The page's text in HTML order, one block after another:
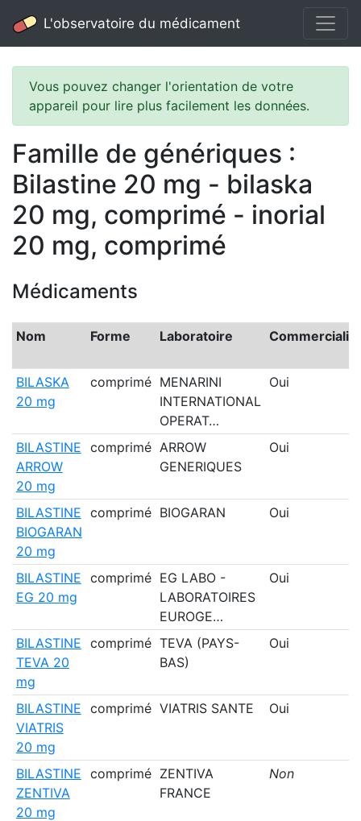
L'observatoire du médicament
Vous pouvez changer l'orientation de votre
appareil pour lire plus facilement les données.
Famille de génériques :
Bilastine 20 mg - bilaska
20 mg, comprimé - inorial
20 mg, comprimé
Médicaments
Nom Forme Laboratoire
BILASKA
20 mg
comprimé MENARINI
INTERNATIONAL
OPERAT…
Oui
BILASTINE
ARROW
20 mg
comprimé ARROW
GENERIQUES
Oui
BILASTINE
BIOGARAN
20 mg
comprimé BIOGARAN Oui
BILASTINE
EG 20 mg
comprimé EG LABO -
LABORATOIRES
EUROGE…
Oui
BILASTINE
TEVA 20
mg
comprimé TEVA (PAYS-
BAS)
Oui
BILASTINE
VIATRIS
20 mg
comprimé VIATRIS SANTE Oui
BILASTINE
ZENTIVA
20 mg
comprimé ZENTIVA
FRANCE
Non